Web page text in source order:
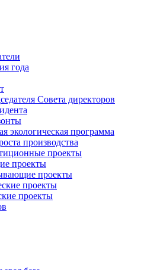
года
Совета директоров
экологическая программа
производства
проекты
проекты
проекты
проекты
проекты